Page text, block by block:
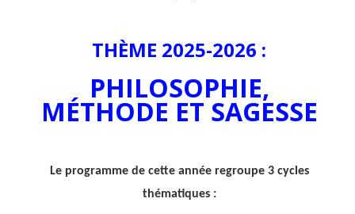
THÈME 2025-2026 :
PHILOSOPHIE,
MÉTHODE ET SAGESSE
Le programme de cette année regroupe 3 cycles
thématiques :